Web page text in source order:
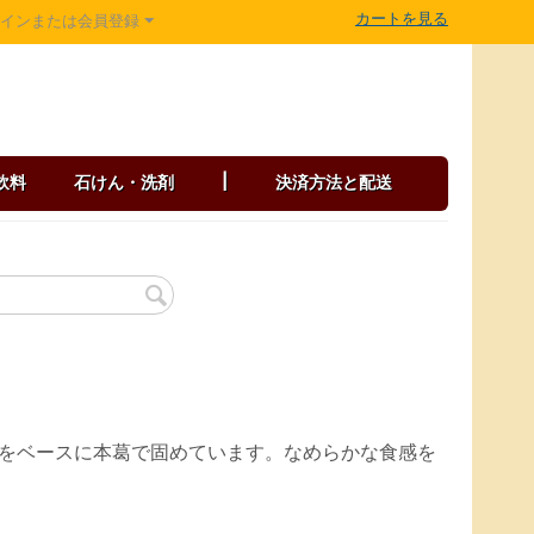
ンまたは会員登録 カートを見る
料 石けん・洗剤 決済方法と配送
ベースに本葛で固めています。なめらかな食感を